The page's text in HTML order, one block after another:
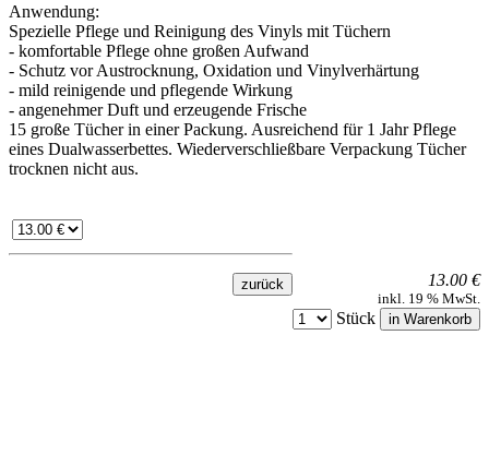
Anwendung:
Spezielle Pflege und Reinigung des Vinyls mit Tüchern
- komfortable Pflege ohne großen Aufwand
- Schutz vor Austrocknung, Oxidation und Vinylverhärtung
- mild reinigende und pflegende Wirkung
- angenehmer Duft und erzeugende Frische
15 große Tücher in einer Packung. Ausreichend für 1 Jahr Pflege
eines Dualwasserbettes. Wiederverschließbare Verpackung Tücher
trocknen nicht aus.
13.00 €
inkl. 19 % MwSt.
Stück